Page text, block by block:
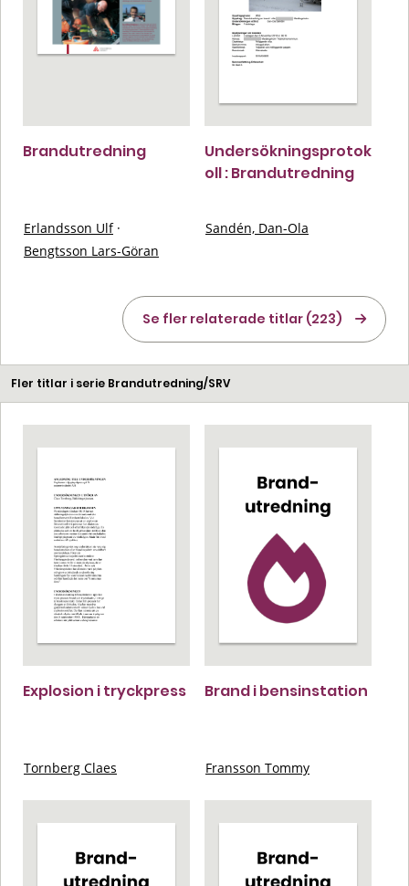
Brandutredning
Erlandsson Ulf ·
Bengtsson Lars-Göran
Undersökningsprotok
oll : Brandutredning
Sandén, Dan-Ola
Se fler relaterade titlar (223)
Fler titlar i serie Brandutredning/SRV
Explosion i tryckpress
Tornberg Claes
Brand i bensinstation
Fransson Tommy